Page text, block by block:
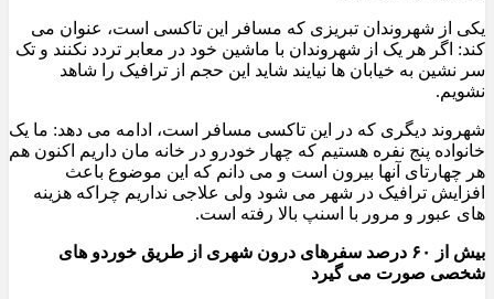
یکی از شهروندان تبریزی که مسافر این تاکسی است، عنوان می
کند: اگر هر یک از شهروندان با ماشین خود در معابر تردد نکنند و تک
سر نشین به خیابان ها نیایند شاید این حجم از ترافیک را شاهد
نشویم.
شهروند دیگری که در این تاکسی مسافر است، ادامه می دهد: ما یک
خانواده پنج نفره هستیم که چهار خودرو در خانه مان داریم اکنون هم
هر چهارتای آنها بیرون است و می دانم که این موضوع باعث
افزایش ترافیک در شهر می شود ولی علاجی نداریم چراکه هزینه
های عبور و مرور با اسنپ بالا رفته است.
بیش از ۶۰ درصد سفرهای درون شهری از طریق خوردو های
شخصی صورت می گیرد